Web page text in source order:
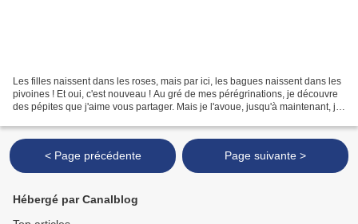
Les filles naissent dans les roses, mais par ici, les bagues naissent dans les
pivoines ! Et oui, c'est nouveau ! Au gré de mes pérégrinations, je découvre
des pépites que j'aime vous partager. Mais je l'avoue, jusqu'à maintenant, j'ai
< Page précédente Page suivante >
Hébergé par Canalblog